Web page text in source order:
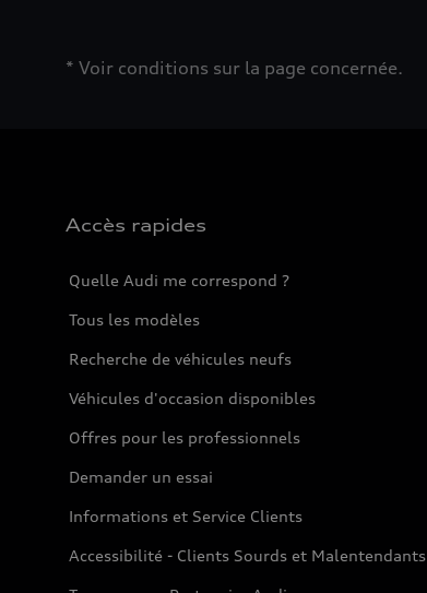
* Voir conditions sur la page concernée.
Accès rapides
Quelle Audi me correspond ?
Tous les modèles
Recherche de véhicules neufs
Véhicules d'occasion disponibles
Offres pour les professionnels
Demander un essai
Informations et Service Clients
Accessibilité - Clients Sourds et Malentendants